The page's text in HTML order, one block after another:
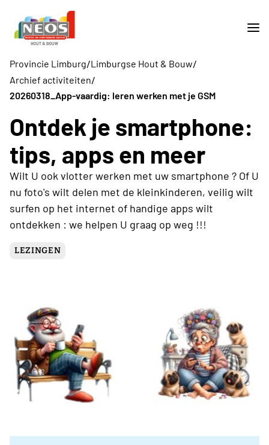
Provincie Limburg/Limburgse Hout & Bouw/
Archief activiteiten/
20260318_App-vaardig: leren werken met je GSM
Ontdek je smartphone:
tips, apps en meer
Wilt U ook vlotter werken met uw smartphone ? Of U
nu foto's wilt delen met de kleinkinderen, veilig wilt
surfen op het internet of handige apps wilt
ontdekken : we helpen U graag op weg !!!
LEZINGEN